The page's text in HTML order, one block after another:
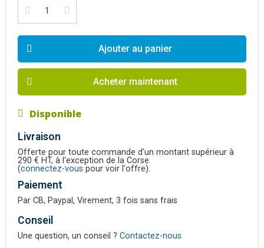
Ajouter au panier
Acheter maintenant
Disponible
Livraison
Offerte pour toute commande d'un montant supérieur à
290 € HT, à l'exception de la Corse.
(connectez-vous pour voir l'offre).
Paiement
Par CB, Paypal, Virement, 3 fois sans frais
Conseil
Une question, un conseil ? Contactez-nous